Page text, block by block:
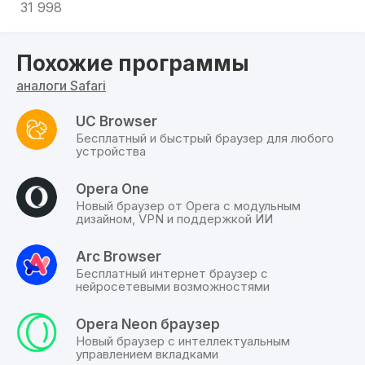
требуется посетить, чтобы перейти
Если вы посещаете одни и те же сайты
ежедневно, Top Sites предоставляет удобный
способ доступа к ним, как только вы
открываете браузер без закладок. Это также
является хорошим способом отслеживания
сайтов, которые Вы посещаете чаще всего, и
сайты в одном положении, так что вы всегда
будете знать где они находятся, когда вы
открываете Safari.
Помеченные звездой в углу сайты обозначают,
что сайт был обновлен и содержит новый
контент.
Между тем Cover Flow будет знаком всем
пользователям ITunes, позволяя просматривать
ваши закладки с помощью полных страниц
31 998
Похожие программы
аналоги Safari
UC Browser
Бесплатный и быстрый браузер для любого
устройства
Opera One
Новый браузер от Opera с модульным
дизайном, VPN и поддержкой ИИ
Arc Browser
Бесплатный интернет браузер с
нейросетевыми возможностями
Opera Neon браузер
Новый браузер с интеллектуальным
управлением вкладками